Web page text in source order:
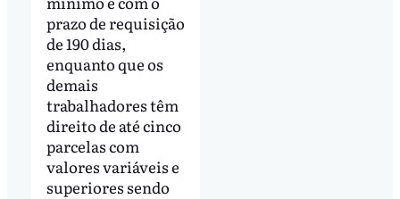
prazo de requisição
de 190 dias,
enquanto que os
demais
trabalhadores têm
direito de até cinco
parcelas com
valores variáveis e
superiores sendo